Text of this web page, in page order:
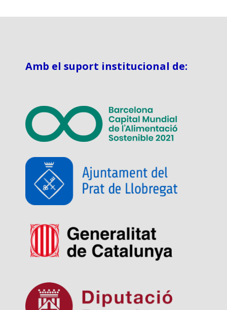
Amb el suport institucional de: